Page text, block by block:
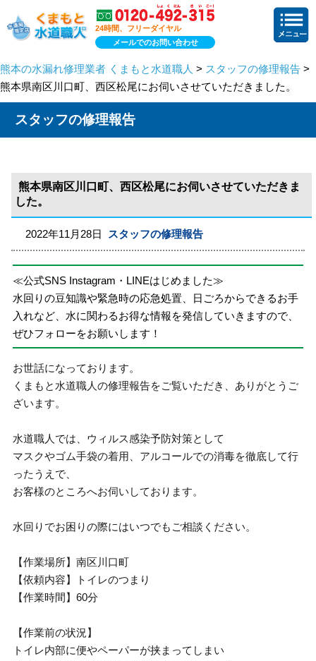
24時間、フリーダイヤル
メールでのお問い合わせ
熊本の水漏れ修理業者 くまもと水道職人 > スタッフの修理報告 >
熊本県南区川口町、西区松尾にお伺いさせていただきました。
スタッフの修理報告
熊本県南区川口町、西区松尾にお伺いさせていただきま
した。
2022年11月28日 スタッフの修理報告
≪公式SNS Instagram・LINEはじめました≫
水回りの豆知識や緊急時の応急処置、日ごろからできるお手
入れなど、水に関わるお得な情報を発信していきますので、
ぜひフォローをお願いします！
お世話になっております。
くまもと水道職人の修理報告をご覧いただき、ありがとうご
ざいます。
水道職人では、ウィルス感染予防対策として
マスクやゴム手袋の着用、アルコールでの消毒を徹底して行
ったうえで、
お客様のところへお伺いしております。
水回りでお困りの際にはいつでもご相談ください。
【作業場所】南区川口町
【依頼内容】トイレのつまり
【作業時間】60分
【作業前の状況】
トイレ内部に便やペーパーが挟まってしまい